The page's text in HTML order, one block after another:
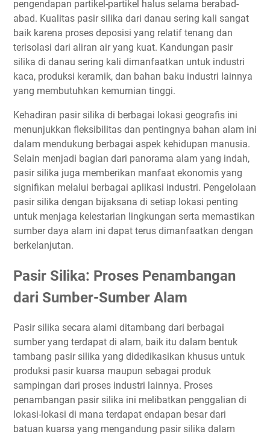
pengendapan partikel-partikel halus selama berabad-
abad. Kualitas pasir silika dari danau sering kali sangat
baik karena proses deposisi yang relatif tenang dan
terisolasi dari aliran air yang kuat. Kandungan pasir
silika di danau sering kali dimanfaatkan untuk industri
kaca, produksi keramik, dan bahan baku industri lainnya
yang membutuhkan kemurnian tinggi.
Kehadiran pasir silika di berbagai lokasi geografis ini
menunjukkan fleksibilitas dan pentingnya bahan alam ini
dalam mendukung berbagai aspek kehidupan manusia.
Selain menjadi bagian dari panorama alam yang indah,
pasir silika juga memberikan manfaat ekonomis yang
signifikan melalui berbagai aplikasi industri. Pengelolaan
pasir silika dengan bijaksana di setiap lokasi penting
untuk menjaga kelestarian lingkungan serta memastikan
sumber daya alam ini dapat terus dimanfaatkan dengan
berkelanjutan.
Pasir Silika: Proses Penambangan
dari Sumber-Sumber Alam
Pasir silika secara alami ditambang dari berbagai
sumber yang terdapat di alam, baik itu dalam bentuk
tambang pasir silika yang didedikasikan khusus untuk
produksi pasir kuarsa maupun sebagai produk
sampingan dari proses industri lainnya. Proses
penambangan pasir silika ini melibatkan penggalian di
lokasi-lokasi di mana terdapat endapan besar dari
batuan kuarsa yang mengandung pasir silika dalam